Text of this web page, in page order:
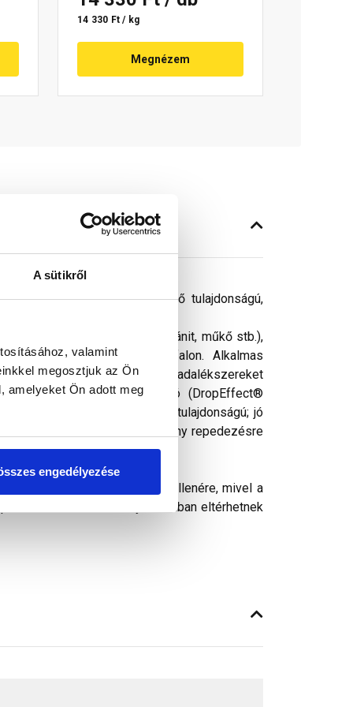
A sütikről
valamint
megosztjuk az Ön
amelyeket Ön adott meg
engedélyezése
14 330 Ft / kg
Megnézem
készült, vízlepergető tulajdonságú,
kőlap, márvány, gránit, műkő stb.),
kültéri padlón, valamint falon. Alkalmas
kitöltésére. Olyan hidrofób adalékszereket
azaz szennytaszító (DropEffect®
jó vízlepergetési tulajdonságú; jó
jellemzi, nem érzékeny repedezésre
megjelenítését. Ennek ellenére, mivel a
látható színek árnyalataikban eltérhetnek